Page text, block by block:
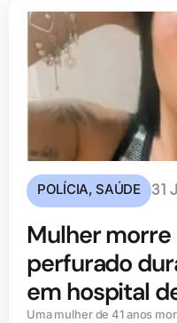
POLÍCIA,SAÚDE 31
Mulher
perfurado
em hospital
Uma mulher de 41 anos